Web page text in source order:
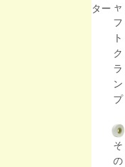
ター ャ
フ
ト
ク
ラ
ン
プ
そ
の